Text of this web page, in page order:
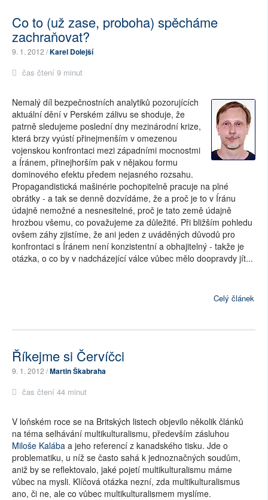
Co to (už zase, proboha) spěcháme
zachraňovat?
9. 1. 2012 /Karel Dolejší
čas čtení 9 minut
Nemalý díl bezpečnostních analytiků pozorujících
aktuální dění v Perském zálivu se shoduje, že
patrně sledujeme poslední dny mezinárodní krize,
která brzy vyústí přinejmenším v omezenou
vojenskou konfrontaci mezi západními mocnostmi
a Íránem, přinejhorším pak v nějakou formu
dominového efektu předem nejasného rozsahu.
Propagandistická mašinérie pochopitelně pracuje na plné
obrátky - a tak se denně dozvídáme, že a proč je to v Íránu
údajně nemožné a nesnesitelné, proč je tato země údajně
hrozbou všemu, co považujeme za důležité. Při bližším pohledu
ovšem záhy zjistíme, že ani jeden z uváděných důvodů pro
konfrontaci s Íránem není konzistentní a obhajitelný - takže je
otázka, o co by v nadcházející válce vůbec mělo doopravdy jít...
Celý článek
Říkejme si Červíčci
9. 1. 2012 /Martin Škabraha
čas čtení 44 minut
V loňském roce se na Britských listech objevilo několik článků
na téma selhávání multikulturalismu, především zásluhou
Miloše Kalába a jeho referencí z kanadského tisku. Jde o
problematiku, u níž se často sahá k jednoznačných soudům,
aniž by se reflektovalo, jaké pojetí multikulturalismu máme
vůbec na mysli. Klíčová otázka nezní, zda multikulturalismus
ano, či ne, ale co vůbec multikulturalismem myslíme.